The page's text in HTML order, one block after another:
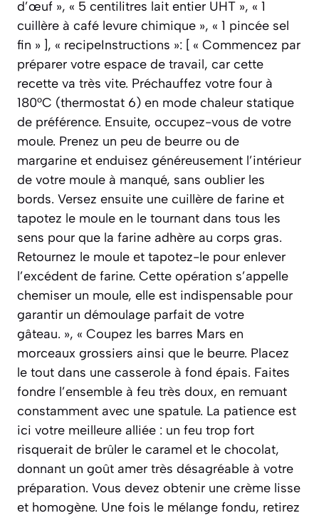
d’œuf », « 5 centilitres lait entier UHT », « 1
cuillère à café levure chimique », « 1 pincée sel
fin » ], « recipeInstructions »: [ « Commencez par
préparer votre espace de travail, car cette
recette va très vite. Préchauffez votre four à
180°C (thermostat 6) en mode chaleur statique
de préférence. Ensuite, occupez-vous de votre
moule. Prenez un peu de beurre ou de
margarine et enduisez généreusement l’intérieur
de votre moule à manqué, sans oublier les
bords. Versez ensuite une cuillère de farine et
tapotez le moule en le tournant dans tous les
sens pour que la farine adhère au corps gras.
Retournez le moule et tapotez-le pour enlever
l’excédent de farine. Cette opération s’appelle
chemiser un moule, elle est indispensable pour
garantir un démoulage parfait de votre
gâteau. », « Coupez les barres Mars en
morceaux grossiers ainsi que le beurre. Placez
le tout dans une casserole à fond épais. Faites
fondre l’ensemble à feu très doux, en remuant
constamment avec une spatule. La patience est
ici votre meilleure alliée : un feu trop fort
risquerait de brûler le caramel et le chocolat,
donnant un goût amer très désagréable à votre
préparation. Vous devez obtenir une crème lisse
et homogène. Une fois le mélange fondu, retirez